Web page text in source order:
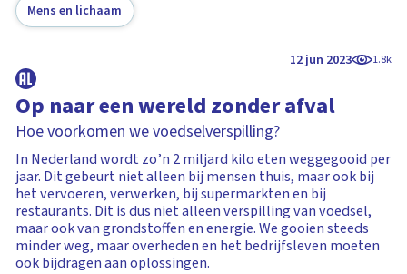
Mens en lichaam
12 jun 2023 1.8k
Op naar een wereld zonder afval
Hoe voorkomen we voedselverspilling?
In Nederland wordt zo’n 2 miljard kilo eten weggegooid per
jaar. Dit gebeurt niet alleen bij mensen thuis, maar ook bij
het vervoeren, verwerken, bij supermarkten en bij
restaurants. Dit is dus niet alleen verspilling van voedsel,
maar ook van grondstoffen en energie. We gooien steeds
minder weg, maar overheden en het bedrijfsleven moeten
ook bijdragen aan oplossingen.